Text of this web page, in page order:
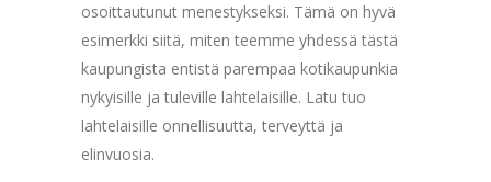
osoittautunut menestykseksi. Tämä on hyvä
esimerkki siitä, miten teemme yhdessä tästä
kaupungista entistä parempaa kotikaupunkia
nykyisille ja tuleville lahtelaisille. Latu tuo
lahtelaisille onnellisuutta, terveyttä ja
elinvuosia.